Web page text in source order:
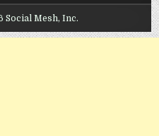
Mesh, Inc.